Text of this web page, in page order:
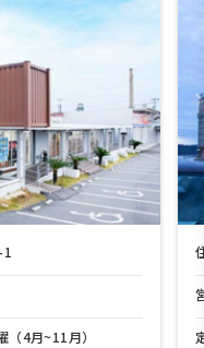
住所／岡山県岡山
営業時間／9:00 〜
定休日／毎週水曜・